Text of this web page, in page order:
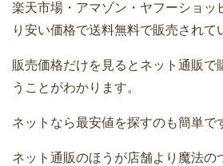
楽天市場・アマゾン・ヤフーショッ
り安い価格で送料無料で販売されて
販売価格だけを見るとネット通販で
うことがわかります。
ネットなら最安値を探すのも簡単で
ネット通販のほうが店舗より魔法の